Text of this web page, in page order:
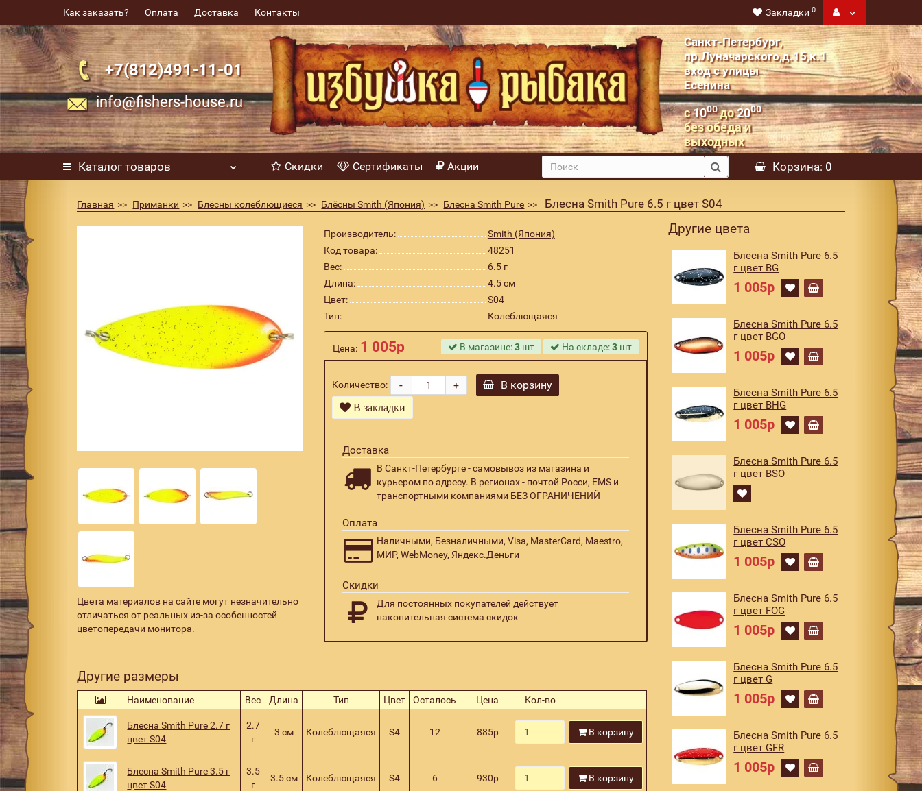
Как заказать? Оплата Доставка Контакты Закладки 0
+7(812)491-11-01
info@fishers-house.ru
Санкт-Петербург,
пр.Луначарского,д.15,к.1
вход с улицы
Есенина
с1000до2000
без обеда и
выходных
Каталог товаров Скидки Сертификаты Акции Корзина: 0
Главная Приманки Блёсны колеблющиеся Блёсны Smith (Япония) Блесна Smith Pure Блесна Smith Pure 6.5 г цвет S04
Цвета материалов на сайте могут незначительно
отличаться от реальных из-за особенностей
цветопередачи монитора.
Производитель:
Smith (Япония)
Код товара:
48251
Вес:
6.5 г
Длина:
4.5 см
Цвет:
S04
Тип:
Колеблющаяся
Цена: 1 005р В магазине:3 шт На складе:3 шт
Количество: +
- В корзину
В закладки
Доставка
В Санкт-Петербурге - самовывоз из магазина и
курьером по адресу. В регионах - почтой Росси, EMS и
транспортными компаниями БЕЗ ОГРАНИЧЕНИЙ
Оплата
Наличными, Безналичными, Visa, MasterCard, Maestro,
МИР, WebMoney, Яндекс.Деньги
Скидки
Для постоянных покупателей действует
накопительная система скидок
Другие размеры
Наименование Вес Длина Тип Цвет Осталось Цена Кол-во
Блесна Smith Pure 2.7 г
цвет S04
2.7
г
3 см Колеблющаяся S4 12 885р В корзину
Блесна Smith Pure 3.5 г
цвет S04
3.5
г
3.5 см Колеблющаяся S4 6 930р В корзину
Другие цвета
Блесна Smith Pure 6.5
г цвет BG
1 005р
Блесна Smith Pure 6.5
г цвет BGO
1 005р
Блесна Smith Pure 6.5
г цвет BHG
1 005р
Блесна Smith Pure 6.5
г цвет BSO
Блесна Smith Pure 6.5
г цвет CSO
1 005р
Блесна Smith Pure 6.5
г цвет FOG
1 005р
Блесна Smith Pure 6.5
г цвет G
1 005р
Блесна Smith Pure 6.5
г цвет GFR
1 005р